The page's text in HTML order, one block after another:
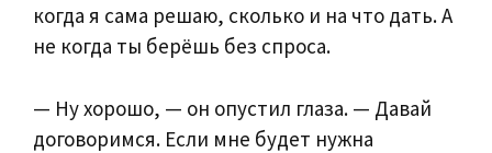
когда я сама решаю, сколько и на что дать. А
не когда ты берёшь без спроса.
— Ну хорошо, — он опустил глаза. — Давай
договоримся. Если мне будет нужна